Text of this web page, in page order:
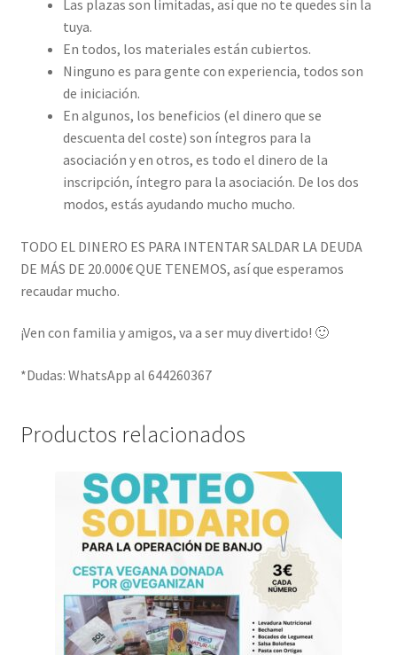
Las plazas son limitadas, así que no te quedes sin la
tuya.
En todos, los materiales están cubiertos.
Ninguno es para gente con experiencia, todos son
de iniciación.
En algunos, los beneficios (el dinero que se
descuenta del coste) son íntegros para la
asociación y en otros, es todo el dinero de la
inscripción, íntegro para la asociación. De los dos
modos, estás ayudando mucho mucho.
TODO EL DINERO ES PARA INTENTAR SALDAR LA DEUDA
DE MÁS DE 20.000€ QUE TENEMOS, así que esperamos
recaudar mucho.
¡Ven con familia y amigos, va a ser muy divertido! 🙂
*Dudas: WhatsApp al 644260367
Productos relacionados